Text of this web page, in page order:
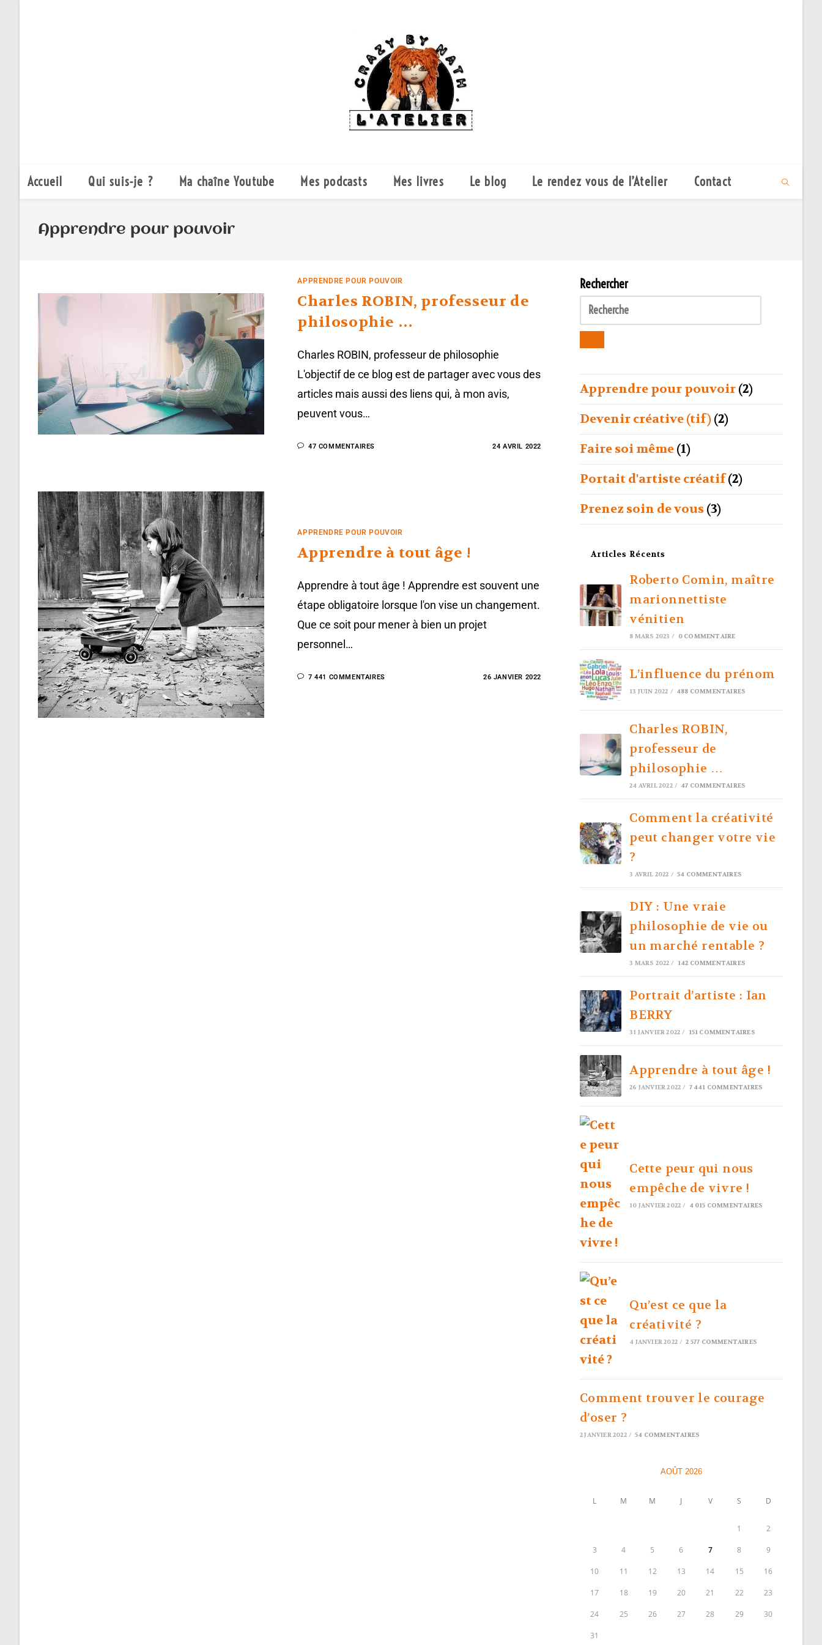
Accueil Qui suis-je ? Ma chaîne Youtube Mes podcasts Mes livres Le blog Le rendez vous de l’Atelier Contact
Apprendre pour pouvoir
APPRENDRE POUR POUVOIR
Charles ROBIN, professeur de
philosophie …
Charles ROBIN, professeur de philosophie
L'objectif de ce blog est de partager avec vous des
articles mais aussi des liens qui, à mon avis,
peuvent vous…
47 COMMENTAIRES 24 AVRIL 2022
APPRENDRE POUR POUVOIR
Apprendre à tout âge !
Apprendre à tout âge ! Apprendre est souvent une
étape obligatoire lorsque l'on vise un changement.
Que ce soit pour mener à bien un projet
personnel…
7 441 COMMENTAIRES 26 JANVIER 2022
Rechercher
Apprendre pour pouvoir (2)
Devenir créative (tif) (2)
Faire soi même (1)
Portait d'artiste créatif (2)
Prenez soin de vous (3)
Articles Récents
Roberto Comin, maître
marionnettiste
vénitien
8 MARS 2023 / 0 COMMENTAIRE
L’influence du prénom
13 JUIN 2022 / 488 COMMENTAIRES
Charles ROBIN,
professeur de
philosophie …
24 AVRIL 2022 / 47 COMMENTAIRES
Comment la créativité
peut changer votre vie
?
3 AVRIL 2022 / 54 COMMENTAIRES
DIY : Une vraie
philosophie de vie ou
un marché rentable ?
3 MARS 2022 / 142 COMMENTAIRES
Portrait d’artiste : Ian
BERRY
31 JANVIER 2022 / 151 COMMENTAIRES
Apprendre à tout âge !
26 JANVIER 2022 / 7 441 COMMENTAIRES
Cette peur qui nous
empêche de vivre !
10 JANVIER 2022 / 4 015 COMMENTAIRES
Qu’est ce que la
créativité ?
4 JANVIER 2022 / 2 577 COMMENTAIRES
Comment trouver le courage
d’oser ?
2 JANVIER 2022 / 54 COMMENTAIRES
AOÛT 2026
L M M J V S D
1 2
3 4 5 6 7 8 9
10 11 12 13 14 15 16
17 18 19 20 21 22 23
24 25 26 27 28 29 30
31